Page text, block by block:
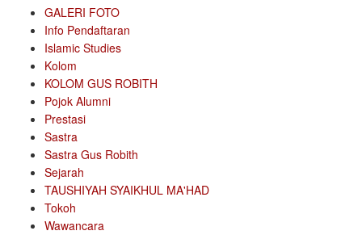
GALERI FOTO
Info Pendaftaran
Islamic Studies
Kolom
KOLOM GUS ROBITH
Pojok Alumni
Prestasi
Sastra
Sastra Gus Robith
Sejarah
TAUSHIYAH SYAIKHUL MA'HAD
Tokoh
Wawancara